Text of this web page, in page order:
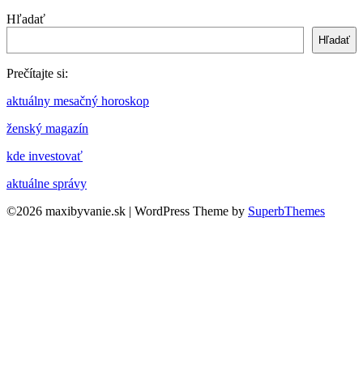
Hľadať
Hľadať
Prečítajte si:
aktuálny mesačný horoskop
ženský magazín
kde investovať
aktuálne správy
©2026 maxibyvanie.sk | WordPress Theme by SuperbThemes